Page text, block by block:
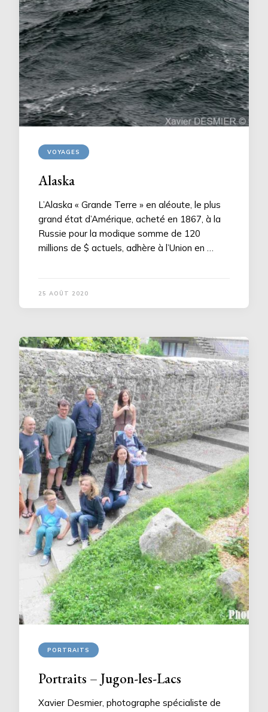
VOYAGES
Alaska
L’Alaska « Grande Terre » en aléoute, le plus
grand état d’Amérique, acheté en 1867, à la
Russie pour la modique somme de 120
millions de $ actuels, adhère à l’Union en …
25 AOÛT 2020
PORTRAITS
Portraits – Jugon-les-Lacs
Xavier Desmier, photographe spécialiste de